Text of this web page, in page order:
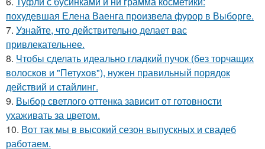
похудевшая Елена Ваенга произвела фурор в Выборге.
7. Узнайте, что действительно делает вас
привлекательнее.
8. Чтобы сделать идеально гладкий пучок (без торчащих
волосков и "Петухов"), нужен правильный порядок
действий и стайлинг.
9. Выбор светлого оттенка зависит от готовности
ухаживать за цветом.
10. Вот так мы в высокий сезон выпускных и свадеб
работаем.